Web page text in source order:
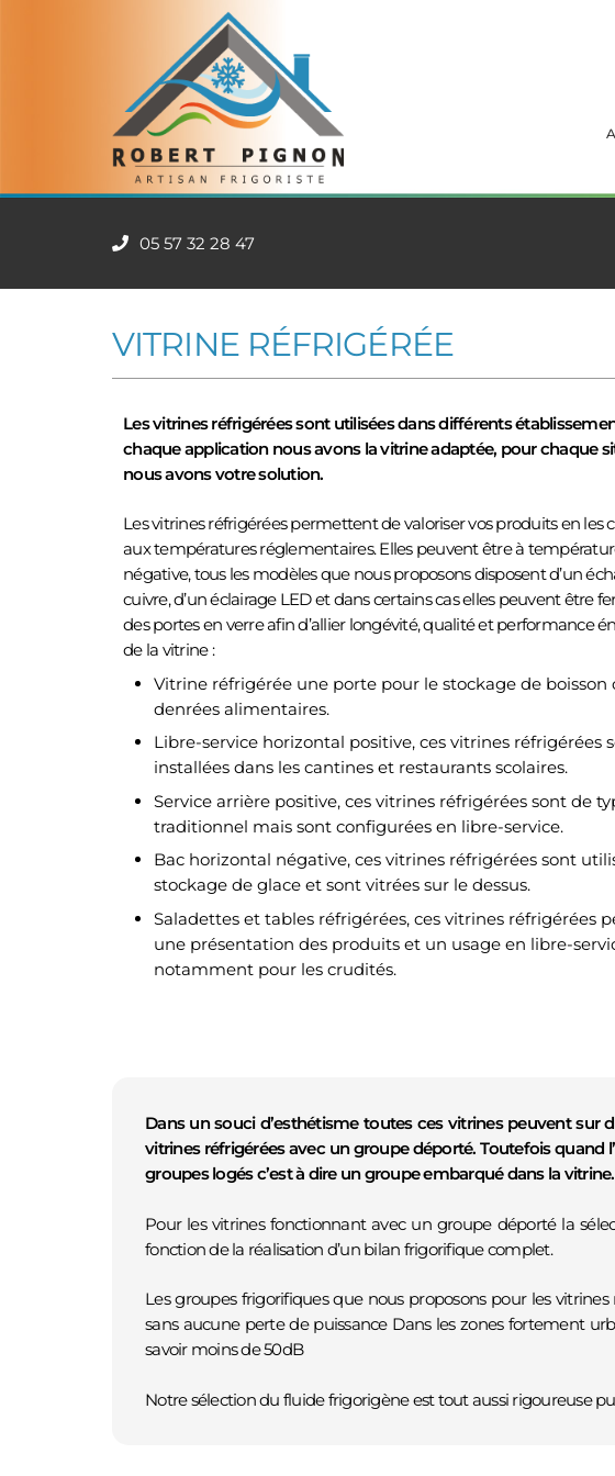
05 57 32 28 47
VITRINE RÉFRIGÉRÉE
Les vitrines réfrigérées sont utilisées dans différents
chaque application nous avons la vitrine adaptée, pour chaque
nous avons votre solution.
Les vitrines réfrigérées permettent de valoriser vos produits en les
aux températures réglementaires. Elles peuvent être à
négative, tous les modèles que nous proposons disposent d’un
cuivre, d’un éclairage LED et dans certains cas elles peuvent être
des portes en verre afin d’allier longévité, qualité et performance
de la vitrine :
Vitrine réfrigérée une porte pour le stockage de boisson
denrées alimentaires.
Libre-service horizontal positive, ces vitrines réfrigérées
installées dans les cantines et restaurants scolaires.
Service arrière positive, ces vitrines réfrigérées sont de
traditionnel mais sont configurées en libre-service.
Bac horizontal négative, ces vitrines réfrigérées sont
stockage de glace et sont vitrées sur le dessus.
Saladettes et tables réfrigérées, ces vitrines réfrigérées
une présentation des produits et un usage en libre-
notamment pour les crudités.
Dans un souci d’esthétisme toutes ces vitrines peuvent sur
vitrines réfrigérées avec un groupe déporté. Toutefois quand
groupes logés c’est à dire un groupe embarqué dans la vitrine.
Pour les vitrines fonctionnant avec un groupe déporté la
fonction de la réalisation d’un bilan frigorifique complet.
Les groupes frigorifiques que nous proposons pour les
sans aucune perte de puissance Dans les zones fortement
savoir moins de 50dB
Notre sélection du fluide frigorigène est tout aussi rigoureuse
Robert Pignon| Artisan frigoriste
2 Lieu-dit Naugue • 33820 Pleine-Selve – Gironde